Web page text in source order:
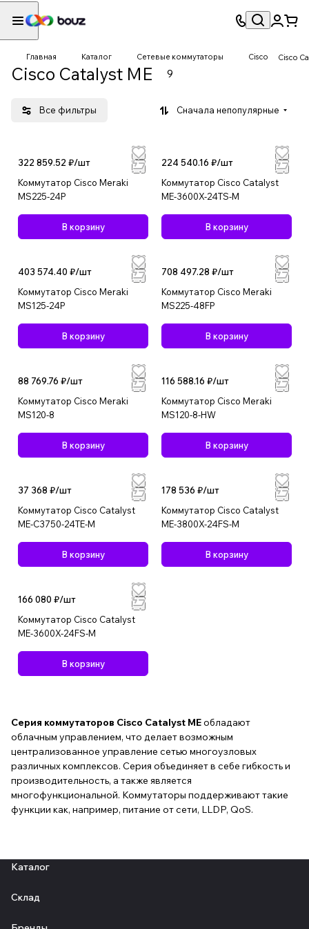
Главная Каталог Сетевые коммутаторы Cisco Cisco
Cisco Catalyst ME 9
Все фильтры Сначала непопулярные
322 859.52 ₽/шт
Коммутатор Cisco Meraki
MS225-24P
В корзину
224 540.16 ₽/шт
Коммутатор Cisco Catalyst
ME-3600X-24TS-M
В корзину
403 574.40 ₽/шт
Коммутатор Cisco Meraki
MS125-24P
В корзину
708 497.28 ₽/шт
Коммутатор Cisco Meraki
MS225-48FP
В корзину
88 769.76 ₽/шт
Коммутатор Cisco Meraki
MS120-8
В корзину
116 588.16 ₽/шт
Коммутатор Cisco Meraki
MS120-8-HW
В корзину
37 368 ₽/шт
Коммутатор Cisco Catalyst
ME-C3750-24TE-M
В корзину
178 536 ₽/шт
Коммутатор Cisco Catalyst
ME-3800X-24FS-M
В корзину
166 080 ₽/шт
Коммутатор Cisco Catalyst
ME-3600X-24FS-M
В корзину
Серия коммутаторов Cisco Catalyst MEобладают
облачным управлением, что делает возможным
централизованное управление сетью многоузловых
различных комплексов. Серия объединяет в себе гибкость и
производительность, а также является
многофункциональной. Коммутаторы поддерживают такие
функции как, например, питание от сети, LLDP, QoS.
Каталог
Склад